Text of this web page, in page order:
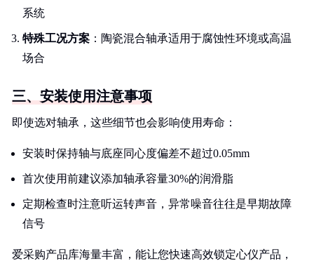
系统
特殊工况方案 ：陶瓷混合轴承适用于腐蚀性环境或高温
场合
三、安装使用注意事项
即使选对轴承，这些细节也会影响使用寿命：
安装时保持轴与底座同心度偏差不超过0.05mm
首次使用前建议添加轴承容量30%的润滑脂
定期检查时注意听运转声音，异常噪音往往是早期故障
信号
爱采购产品库海量丰富，能让您快速高效锁定心仪产品，